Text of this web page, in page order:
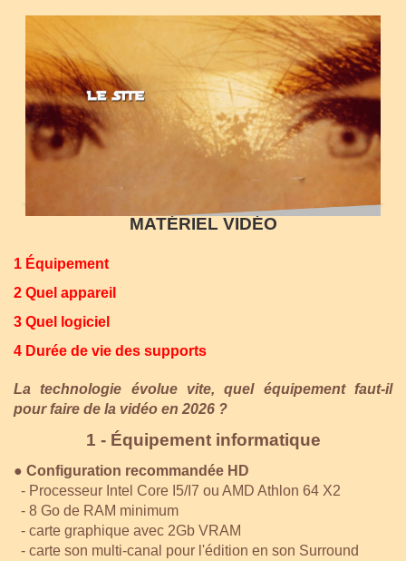
MATÉRIEL VIDÉO
1 Équipement
2 Quel appareil
3 Quel logiciel
4 Durée de vie des supports
La technologie évolue vite, quel équipement faut-il
pour faire de la vidéo en 2026 ?
1 - Équipement informatique
● Configuration recommandée HD
- Processeur Intel Core I5/I7 ou AMD Athlon 64 X2
- 8 Go de RAM minimum
- carte graphique avec 2Gb VRAM
- carte son multi-canal pour l'édition en son Surround